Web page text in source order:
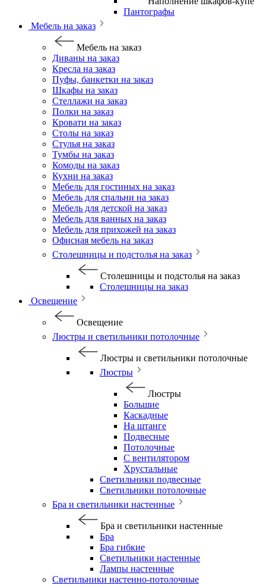
Пантографы
Мебель на заказ
Мебель на заказ
Диваны на заказ
Кресла на заказ
Пуфы, банкетки на заказ
Шкафы на заказ
Стеллажи на заказ
Полки на заказ
Кровати на заказ
Столы на заказ
Стулья на заказ
Тумбы на заказ
Комоды на заказ
Кухни на заказ
Мебель для гостиных на заказ
Мебель для спальни на заказ
Мебель для детской на заказ
Мебель для ванных на заказ
Мебель для прихожей на заказ
Офисная мебель на заказ
Столешницы и подстолья на заказ
Столешницы и подстолья на заказ
Столешницы на заказ
Освещение
Освещение
Люстры и светильники потолочные
Люстры и светильники потолочные
Люстры
Люстры
Большие
Каскадные
На штанге
Подвесные
Потолочные
С вентилятором
Хрустальные
Светильники подвесные
Светильники потолочные
Бра и светильники настенные
Бра и светильники настенные
Бра
Бра гибкие
Светильники настенные
Лампы настенные
Светильники настенно-потолочные